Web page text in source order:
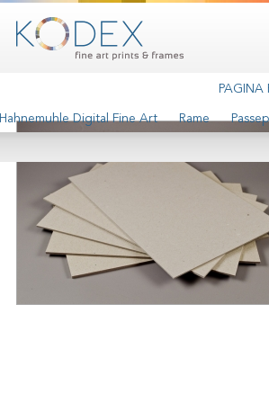
PAGINA
Hahnemuhle Digital Fine Art Rame